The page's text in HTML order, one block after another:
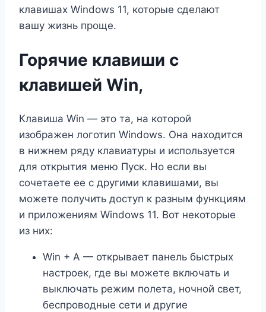
клавишах Windows 11, которые сделают
вашу жизнь проще.
Горячие клавиши с
клавишей Win,
Клавиша Win — это та, на которой
изображен логотип Windows. Она находится
в нижнем ряду клавиатуры и используется
для открытия меню Пуск. Но если вы
сочетаете ее с другими клавишами, вы
можете получить доступ к разным функциям
и приложениям Windows 11. Вот некоторые
из них:
Win + A — открывает панель быстрых
настроек, где вы можете включать и
выключать режим полета, ночной свет,
беспроводные сети и другие